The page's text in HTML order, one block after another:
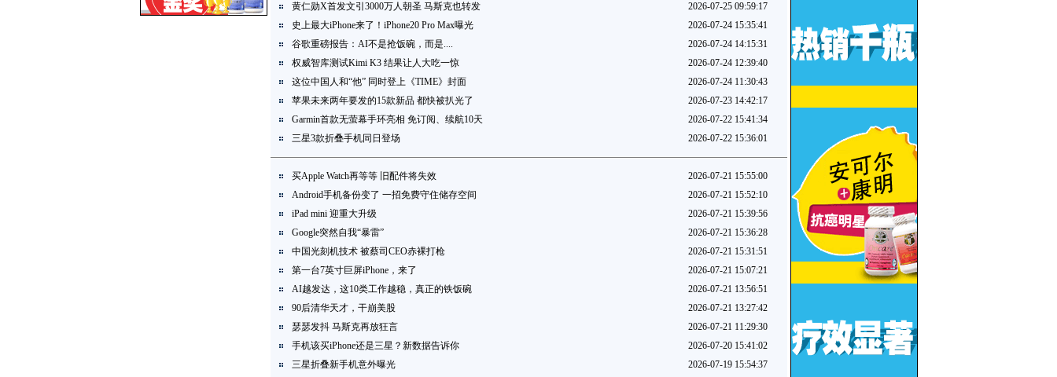
黄仁勋X首发文引3000万人朝圣 马斯克也转发
2026-07-25 09:59:17
史上最大iPhone来了！iPhone20 Pro Max曝光
2026-07-24 15:35:41
谷歌重磅报告：AI不是抢饭碗，而是....
2026-07-24 14:15:31
权威智库测试Kimi K3 结果让人大吃一惊
2026-07-24 12:39:40
这位中国人和“他” 同时登上《TIME》封面
2026-07-24 11:30:43
苹果未来两年要发的15款新品 都快被扒光了
2026-07-23 14:42:17
Garmin首款无萤幕手环亮相 免订阅、续航10天
2026-07-22 15:41:34
三星3款折叠手机同日登场
2026-07-22 15:36:01
买Apple Watch再等等 旧配件将失效
2026-07-21 15:55:00
Android手机备份变了 一招免费守住储存空间
2026-07-21 15:52:10
iPad mini 迎重大升级
2026-07-21 15:39:56
Google突然自我“暴雷”
2026-07-21 15:36:28
中国光刻机技术 被蔡司CEO赤裸打枪
2026-07-21 15:31:51
第一台7英寸巨屏iPhone，来了
2026-07-21 15:07:21
AI越发达，这10类工作越稳，真正的铁饭碗
2026-07-21 13:56:51
90后清华天才，干崩美股
2026-07-21 13:27:42
瑟瑟发抖 马斯克再放狂言
2026-07-21 11:29:30
手机该买iPhone还是三星？新数据告诉你
2026-07-20 15:41:02
三星折叠新手机意外曝光
2026-07-19 15:54:37